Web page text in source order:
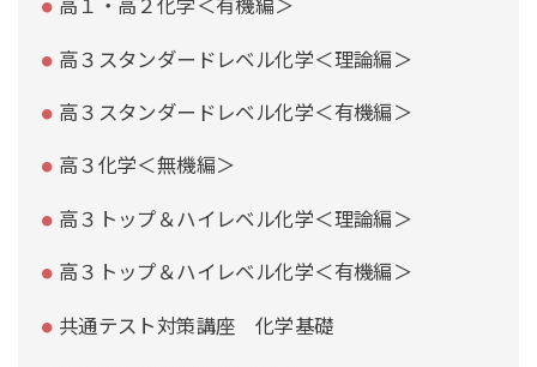
高１・高２化学＜有機編＞
高３スタンダードレベル化学＜理論編＞
高３スタンダードレベル化学＜有機編＞
高３化学＜無機編＞
高３トップ＆ハイレベル化学＜理論編＞
高３トップ＆ハイレベル化学＜有機編＞
共通テスト対策講座 化学基礎